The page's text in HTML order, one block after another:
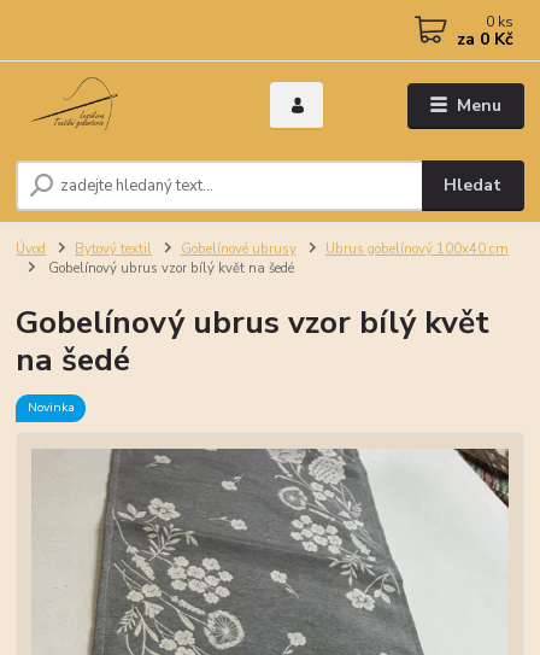
Menu
Hledat
0 ks
za 0 Kč
Úvod Bytový textil Gobelínové ubrusy
Ubrus gobelínový 100x40 cm
Gobelínový ubrus vzor bílý květ na šedé
Gobelínový ubrus vzor bílý květ
na šedé
Novinka